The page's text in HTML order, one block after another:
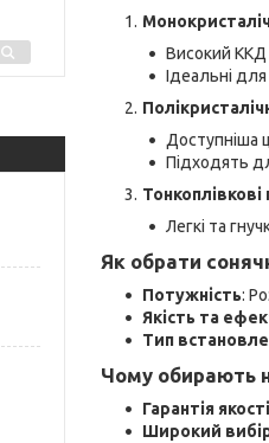
Високий ККД
Ідеальні
Доступніша
Підходять
Тонкоплівкові
Легкі та
Як обрати
Потужність:
Якість та
Тип
Чому обирають
Гарантія якості
Широкий